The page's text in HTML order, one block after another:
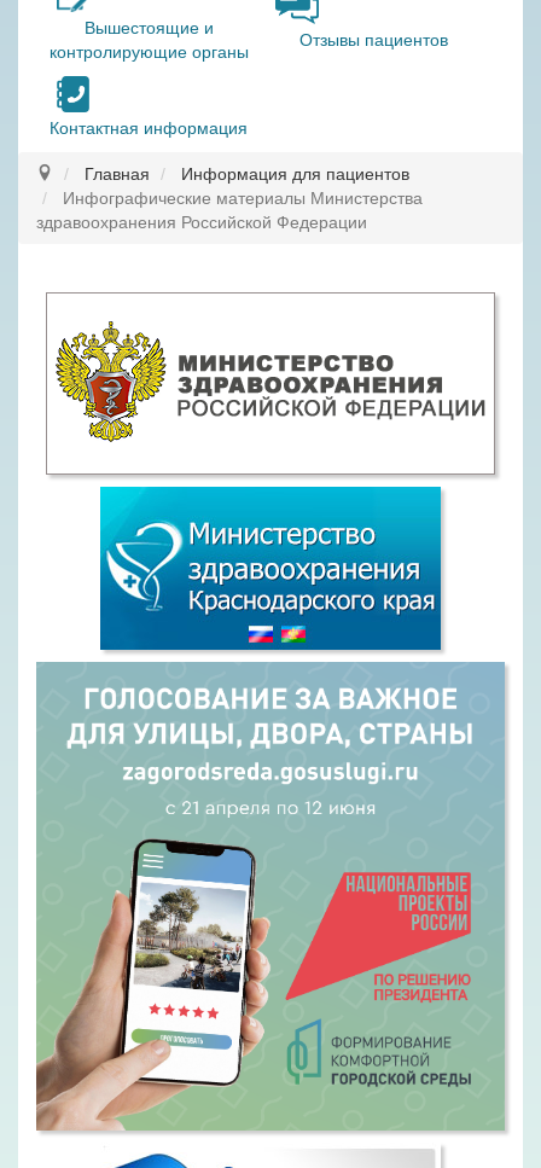
Вышестоящие и
контролирующие органы
Отзывы пациентов
Контактная информация
Главная
Информация для пациентов
Инфографические материалы Министерства
здравоохранения Российской Федерации